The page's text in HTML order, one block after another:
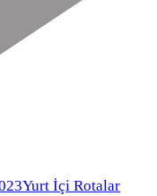
Yurt İçi Rotalar